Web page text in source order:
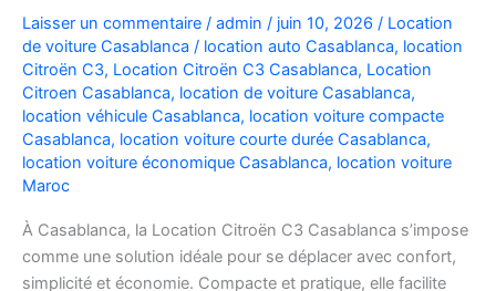
Laisser un commentaire / admin / juin 10, 2026 / Location
de voiture Casablanca / location auto Casablanca, location
Citroën C3, Location Citroën C3 Casablanca, Location
Citroen Casablanca, location de voiture Casablanca,
location véhicule Casablanca, location voiture compacte
Casablanca, location voiture courte durée Casablanca,
location voiture économique Casablanca, location voiture
Maroc
À Casablanca, la Location Citroën C3 Casablanca s’impose
comme une solution idéale pour se déplacer avec confort,
simplicité et économie. Compacte et pratique, elle facilite